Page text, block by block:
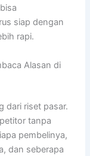
siap dengan
rapi.
Alasan di
dari riset pasar.
tanpa
pembelinya,
dan seberapa